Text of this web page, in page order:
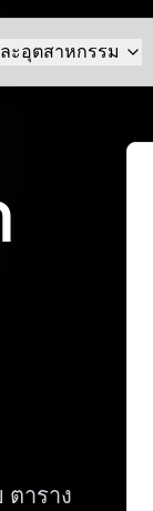
ะอุตสาหกรรม
าราง